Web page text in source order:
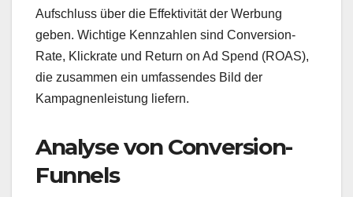
Aufschluss über die Effektivität der Werbung
geben. Wichtige Kennzahlen sind Conversion-
Rate, Klickrate und Return on Ad Spend (ROAS),
die zusammen ein umfassendes Bild der
Kampagnenleistung liefern.
Analyse von Conversion-
Funnels